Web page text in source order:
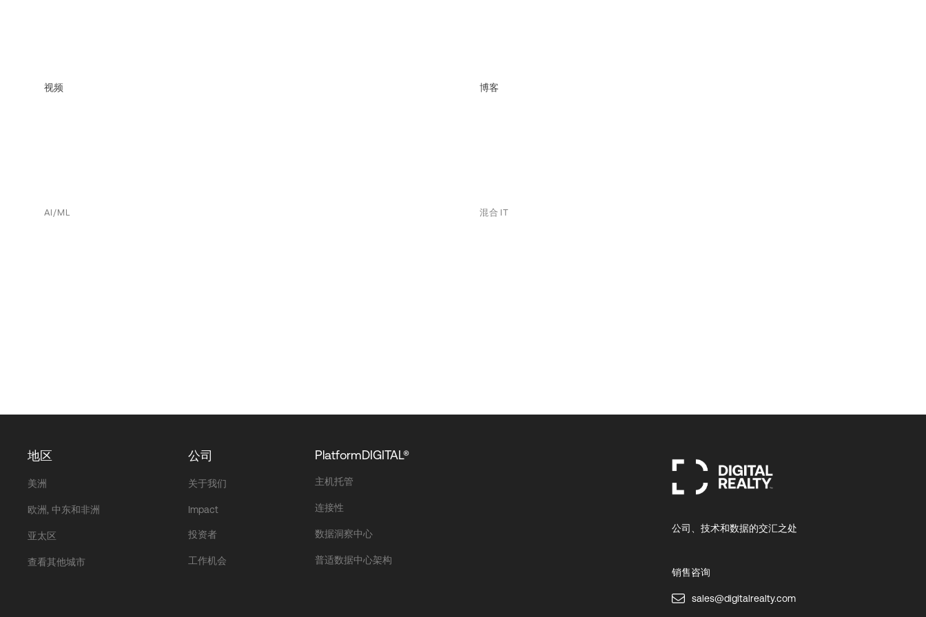
视频
AI/ML
博客
混合 IT
地区
美洲
欧洲, 中东和非洲
亚太区
查看其他城市
公司
关于我们
Impact
投资者
工作机会
PlatformDIGITAL®
主机托管
连接性
数据洞察中心
普适数据中心架构
公司、技术和数据的交汇之处
销售咨询
sales@digitalrealty.com